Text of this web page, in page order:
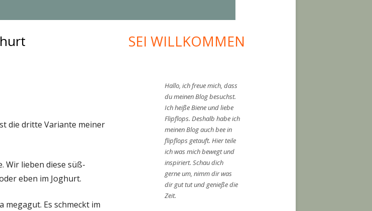
JUBILÄUM
Papaya-Hanf Joghurt
die dritte Variante meiner
Wir lieben diese süß-
eben im Joghurt.
megagut. Es schmeckt im
Haupt-
SEI WILLKOMMEN
Hallo, ich freue mich, dass
du meinen Blog besuchst.
Ich heiße Biene und liebe
Flipflops. Deshalb habe ich
meinen Blog auch bee in
flipflops getauft. Hier teile
ich was mich bewegt und
inspiriert. Schau dich
gerne um, nimm dir was
dir gut tut und genieße die
Zeit.